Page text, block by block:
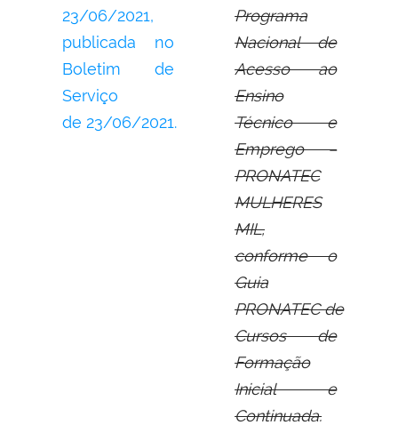
23/06/2021,
publicada no
Boletim de
Serviço
de 23/06/2021.
Programa
Nacional de
Acesso ao
Ensino
Técnico e
Emprego –
PRONATEC
MULHERES
MIL,
conforme o
Guia
PRONATECde
Cursos de
Formação
Inicial e
Continuada.